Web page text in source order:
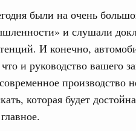
были на очень
и слушали
И конечно,
и руководство вашего
которая будет
ситуации и ликвидация их
заседание
чрезвычайной
образование
Установлен